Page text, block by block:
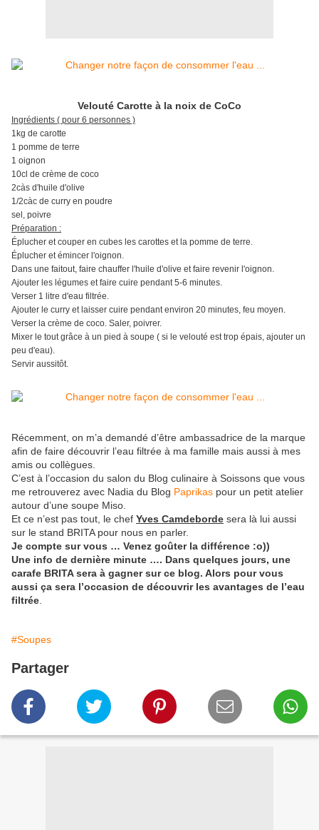
Velouté Carotte à la noix de CoCo
Ingrédients ( pour 6 personnes )
1kg de carotte
1 pomme de terre
1 oignon
10cl de crème de coco
2càs d'huile d'olive
1/2càc de curry en poudre
sel, poivre
Préparation :
Éplucher et couper en cubes les carottes et la pomme de terre.
Éplucher et émincer l'oignon.
Dans une faitout, faire chauffer l'huile d'olive et faire revenir l'oignon.
Ajouter les légumes et faire cuire pendant 5-6 minutes.
Verser 1 litre d'eau filtrée.
Ajouter le curry et laisser cuire pendant environ 20 minutes, feu moyen.
Verser la crème de coco. Saler, poivrer.
Mixer le tout grâce à un pied à soupe ( si le velouté est trop épais, ajouter un
peu d'eau).
Servir aussitôt.
Récemment, on m’a demandé d’être ambassadrice de la marque
afin de faire découvrir l’eau filtrée à ma famille mais aussi à mes
amis ou collègues.
C’est à l’occasion du salon du Blog culinaire à Soissons que vous
me retrouverez avec Nadia du Blog Paprikas pour un petit atelier
autour d’une soupe Miso.
Et ce n’est pas tout, le chef Yves Camdeborde sera là lui aussi
sur le stand BRITA pour nous en parler.
Je compte sur vous … Venez goûter la différence :o))
Une info de dernière minute …. Dans quelques jours, une
carafe BRITA sera à gagner sur ce blog. Alors pour vous
aussi ça sera l’occasion de découvrir les avantages de l’eau
filtrée
#Soupes
Partager